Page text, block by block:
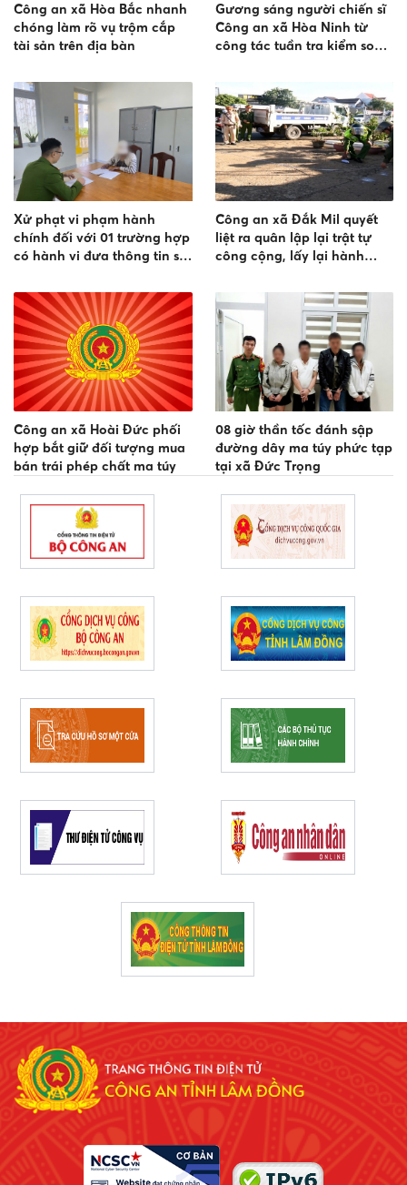
Công an xã Hòa Bắc nhanh
chóng làm rõ vụ trộm cắp
tài sản trên địa bàn
Gương sáng người chiến sĩ
Công an xã Hòa Ninh từ
công tác tuần tra kiểm soát
sản
Xử phạt vi phạm hành
chính đối với 01 trường hợp
có hành vi đưa thông tin sai
tổ chức trên mạng xã hội
Công an xã Đắk Mil quyết
liệt ra quân lập lại trật tự
công cộng, lấy lại hành
Công an xã Hoài Đức phối
hợp bắt giữ đối tượng mua
bán trái phép chất ma túy
08 giờ thần tốc đánh sập
đường dây ma túy phức tạp
tại xã Đức Trọng